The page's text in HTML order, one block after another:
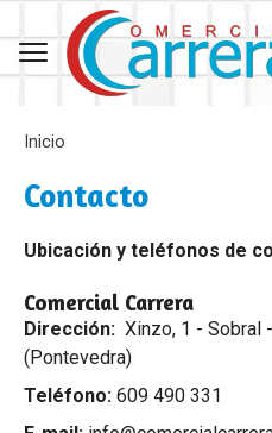
Inicio
Contacto
Ubicación y teléfonos de
Comercial Carrera
Dirección: Xinzo, 1 - Sobral
(Pontevedra)
Teléfono: 609 490 331